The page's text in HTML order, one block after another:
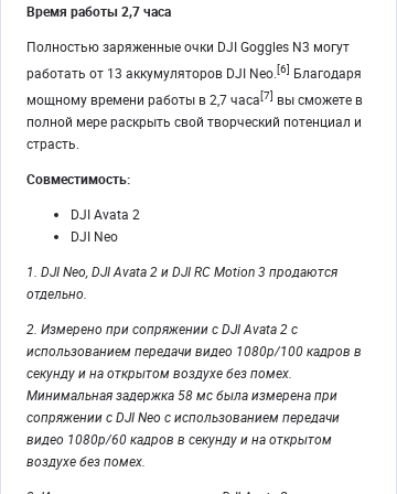
Время работы 2,7 часа
Полностью заряженные очки DJI Goggles N3 могут
работать от 13 аккумуляторов DJI Neo. [6] Благодаря
мощному времени работы в 2,7 часа[7] вы сможете в
полной мере раскрыть свой творческий потенциал и
страсть.
Совместимость:
DJI Avata 2
DJI Neo
1. DJI Neo, DJI Avata 2 и DJI RC Motion 3 продаются
отдельно.
2. Измерено при сопряжении с DJI Avata 2 с
использованием передачи видео 1080p/100 кадров в
секунду и на открытом воздухе без помех.
Минимальная задержка 58 мс была измерена при
сопряжении с DJI Neo с использованием передачи
видео 1080p/60 кадров в секунду и на открытом
воздухе без помех.